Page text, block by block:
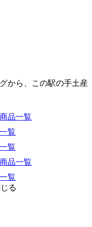
から、この駅の手土産
品一覧
覧
覧
品一覧
覧
る